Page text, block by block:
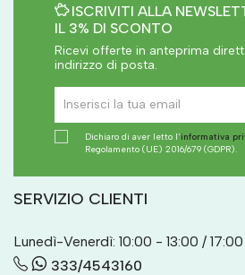
ISCRIVITI ALLA
IL 3% DI SCONTO
Ricevi offerte in anteprima
indirizzo di posta.
Dichiaro di aver letto l'informativa
Regolamento (UE) 2016/679 (GDPR).
SERVIZIO CLIENTI
Lunedì-Venerdì: 10:00 - 13:00 /
333/4543160